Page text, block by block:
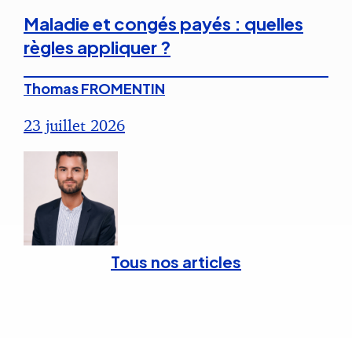
Maladie et congés payés : quelles
règles appliquer ?
Thomas FROMENTIN
23 juillet 2026
Tous nos articles